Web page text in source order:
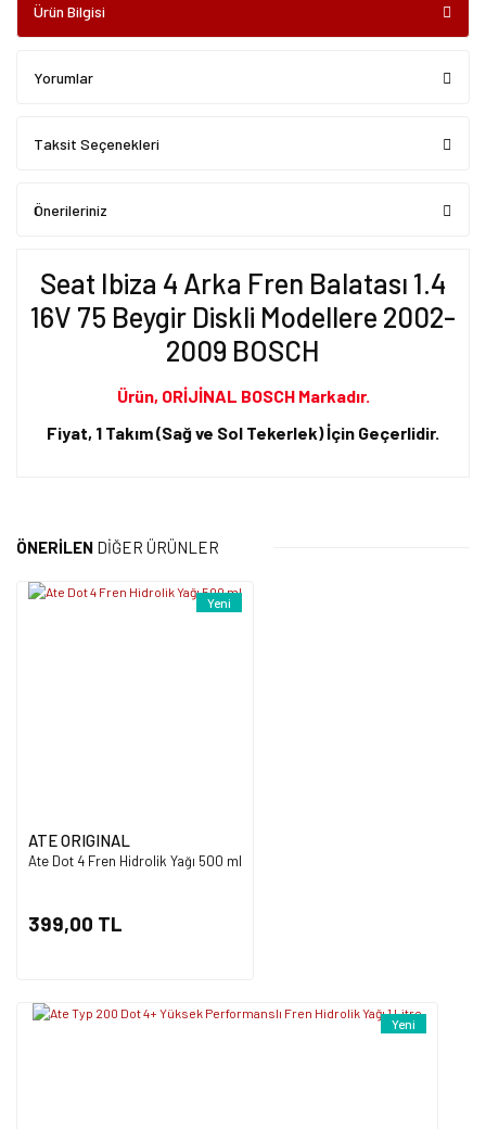
Ürün Bilgisi
Yorumlar
Taksit Seçenekleri
Önerileriniz
Seat Ibiza 4 Arka Fren Balatası 1.4
16V 75 Beygir Diskli Modellere 2002-
2009 BOSCH
Ürün, ORİJİNAL BOSCH Markadır.
Fiyat, 1 Takım (Sağ ve Sol Tekerlek) İçin Geçerlidir.
Yorum Yaz
tarafımıza iletebilirsiniz.
ÖNERİLEN DİĞER ÜRÜNLER
Yeni
ATE ORIGINAL
Ate Dot 4 Fren Hidrolik Yağı 500 ml
399,00 TL
Yeni